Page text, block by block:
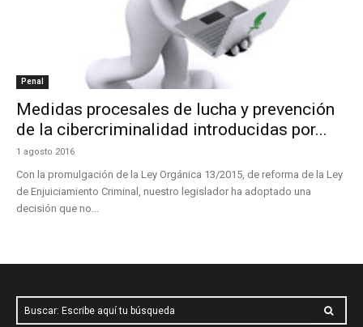
Penal
Medidas procesales de lucha y prevención
de la cibercriminalidad introducidas por...
1 agosto 2016
Con la promulgación de la Ley Orgánica 13/2015, de reforma de la Ley
de Enjuiciamiento Criminal, nuestro legislador ha adoptado una
decisión que no...
Buscar: Escribe aquí tu búsqueda